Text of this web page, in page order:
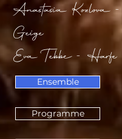
Anastasia Kozlova -
Geige
Eva Tebbe - Harfe
Ensemble
Programme